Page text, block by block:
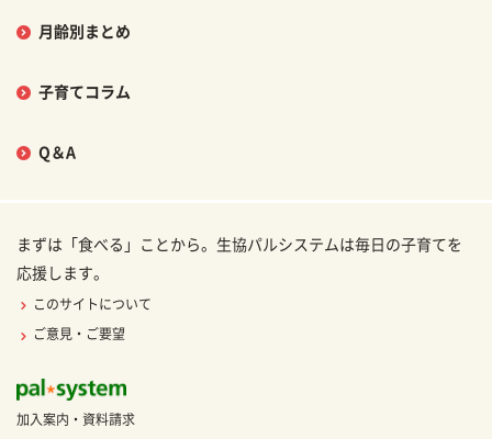
月齢別まとめ
子育てコラム
Q＆A
まずは「食べる」ことから。生協パルシステムは毎日の子育てを
応援します。
このサイトについて
ご意見・ご要望
加入案内・資料請求